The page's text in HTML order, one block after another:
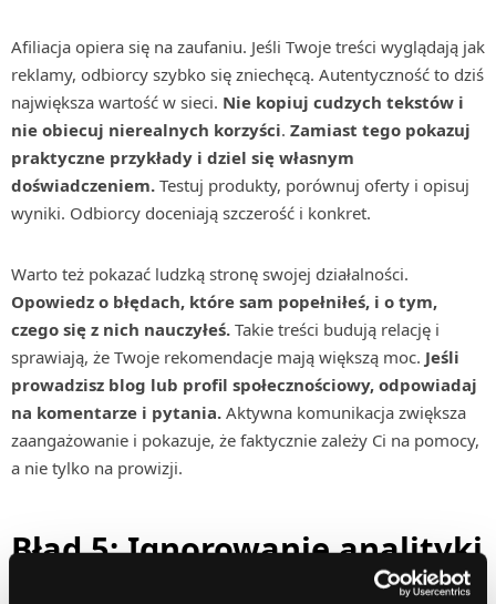
Afiliacja opiera się na zaufaniu. Jeśli Twoje treści wyglądają jak
reklamy, odbiorcy szybko się zniechęcą. Autentyczność to dziś
największa wartość w sieci. Nie kopiuj cudzych tekstów i
nie obiecuj nierealnych korzyści. Zamiast tego pokazuj
praktyczne przykłady i dziel się własnym
doświadczeniem. Testuj produkty, porównuj oferty i opisuj
wyniki. Odbiorcy doceniają szczerość i konkret.
Warto też pokazać ludzką stronę swojej działalności.
Opowiedz o błędach, które sam popełniłeś, i o tym,
czego się z nich nauczyłeś. Takie treści budują relację i
sprawiają, że Twoje rekomendacje mają większą moc. Jeśli
prowadzisz blog lub profil społecznościowy, odpowiadaj
na komentarze i pytania. Aktywna komunikacja zwiększa
zaangażowanie i pokazuje, że faktycznie zależy Ci na pomocy,
a nie tylko na prowizji.
Błąd 5: Ignorowanie analityki